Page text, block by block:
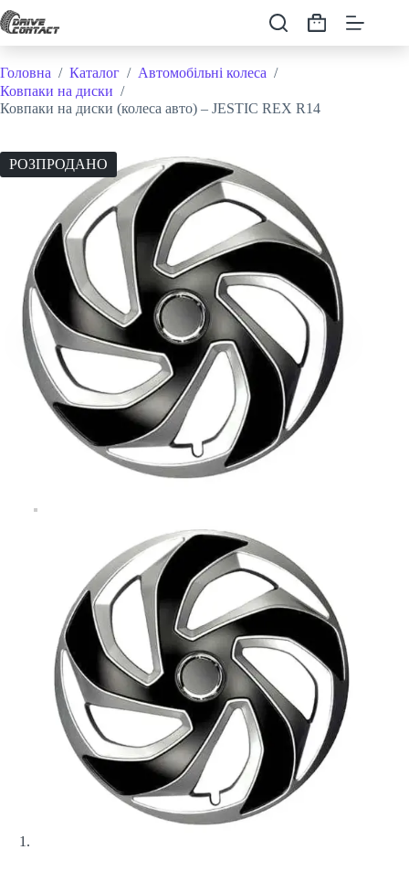
Перейти
до
Кошик
Головна / Каталог / Автомобільні колеса /
Ковпаки на диски /
Ковпаки на диски (колеса авто) – JESTIC REX R14
РОЗПРОДАНО